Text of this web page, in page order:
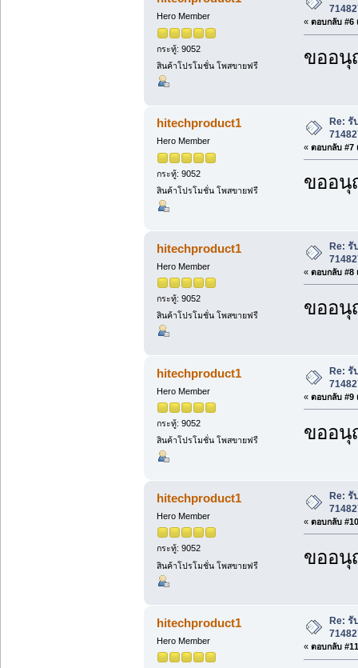
Hero Member
กระทู้: 9052
สินค้าโปรโมชั่น โพสขายฟรี
« ตอบกลับ #6
ขออนุ
hitechproduct1
Hero Member
กระทู้: 9052
สินค้าโปรโมชั่น โพสขายฟรี
Re: รั
« ตอบกลับ #7
ขออนุ
hitechproduct1
Hero Member
กระทู้: 9052
สินค้าโปรโมชั่น โพสขายฟรี
Re: รั
« ตอบกลับ #8
ขออนุ
hitechproduct1
Hero Member
กระทู้: 9052
สินค้าโปรโมชั่น โพสขายฟรี
Re: รั
« ตอบกลับ #9
ขออนุ
hitechproduct1
Hero Member
กระทู้: 9052
สินค้าโปรโมชั่น โพสขายฟรี
Re:
« ตอบกลับ
ขออนุ
hitechproduct1
Hero Member
Re:
« ตอบกลับ